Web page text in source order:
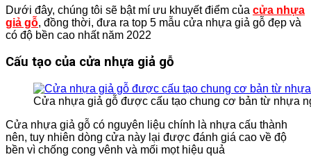
Dưới đây, chúng tôi sẽ bật mí ưu khuyết điểm của cửa nhựa
giả gỗ, đồng thời, đưa ra top 5 mẫu cửa nhựa giả gỗ đẹp và
có độ bền cao nhất năm 2022
Cấu tạo của cửa nhựa giả gỗ
Cửa nhựa giả gỗ được cấu tạo chung cơ bản từ nhựa
Cửa nhựa giả gỗ có nguyên liệu chính là nhựa cấu thành
nên, tuy nhiên dòng cửa này lại được đánh giá cao về độ
bền vì chống cong vênh và mối mọt hiệu quả